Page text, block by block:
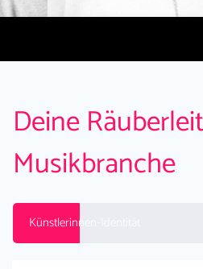
Deine
Musikbranche
Künstlerinnen-Identität